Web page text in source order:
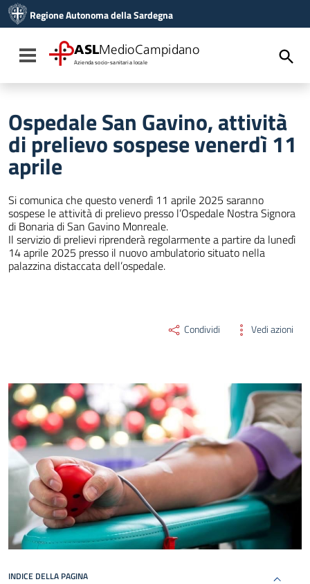
Vai al menu di navigazione
Vai al footer
Regione Autonoma della Sardegna
Toggle navigation
ASLMedioCampidano
Azienda socio-sanitaria locale
Ospedale San Gavino, attività
di prelievo sospese venerdì 11
aprile
Si comunica che questo venerdì 11 aprile 2025 saranno
sospese le attività di prelievo presso l’Ospedale Nostra Signora
di Bonaria di San Gavino Monreale.
Il servizio di prelievi riprenderà regolarmente a partire da lunedì
14 aprile 2025 presso il nuovo ambulatorio situato nella
palazzina distaccata dell’ospedale.
Condividi Vedi azioni
INDICE DELLA PAGINA